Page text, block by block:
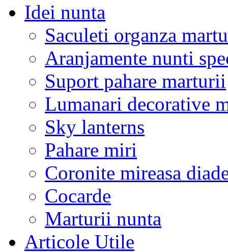
Idei nunta
Saculeti organza
Aranjamente nunti
Suport pahare marturii
Lumanari decorative
Sky lanterns
Pahare miri
Coronite mireasa
Cocarde
Marturii nunta
Articole Utile